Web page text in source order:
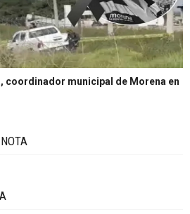
coordinador municipal de Morena en